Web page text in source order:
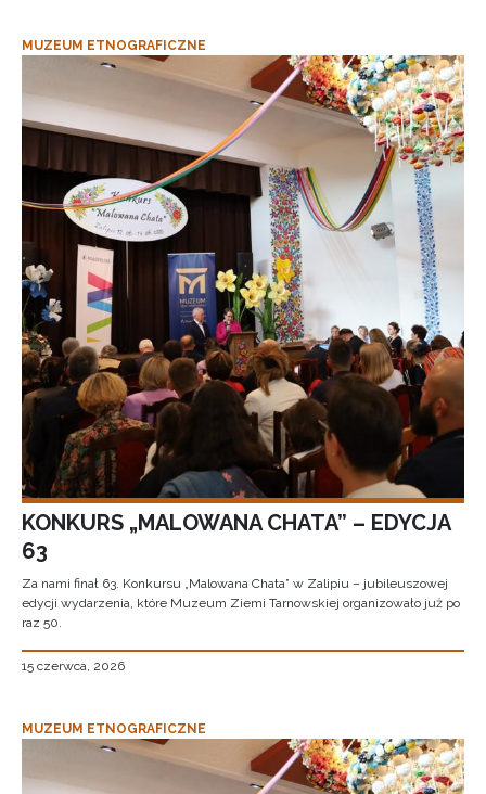
MUZEUM ETNOGRAFICZNE
KONKURS „MALOWANA CHATA” – EDYCJA
63
Za nami finał 63. Konkursu „Malowana Chata” w Zalipiu – jubileuszowej
edycji wydarzenia, które Muzeum Ziemi Tarnowskiej organizowało już po
raz 50.
15 czerwca, 2026
MUZEUM ETNOGRAFICZNE